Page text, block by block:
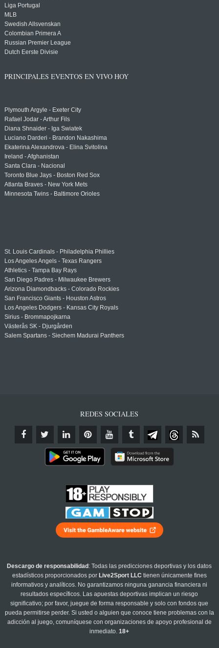
Liga Portugal
MLB
Swedish Allsvenskan
Colombian Primera A
Russian Premier League
Dutch Eerste Divisie
PRINCIPALES EVENTOS EN VIVO HOY
Plymouth Argyle - Exeter City
Rafael Jodar - Arthur Fils
Diana Shnaider - Iga Swiatek
Luciano Darderi - Brandon Nakashima
Ekaterina Alexandrova - Elina Svitolina
Ireland - Afghanistan
Santa Clara - Nacional
Toronto Blue Jays - Boston Red Sox
Atlanta Braves - New York Mets
Minnesota Twins - Baltimore Orioles
St. Louis Cardinals - Philadelphia Phillies
Los Angeles Angels - Texas Rangers
Athletics - Tampa Bay Rays
San Diego Padres - Milwaukee Brewers
Arizona Diamondbacks - Colorado Rockies
San Francisco Giants - Houston Astros
Los Angeles Dodgers - Kansas City Royals
Sirius - Brommapojkarna
Västerås SK - Djurgården
Salem Spartans - Siechem Madurai Panthers
REDES SOCIALES
Descargo de responsabilidad : Todas las predicciones deportivas y los datos
estadísticos proporcionados por Live2Sport LLC tienen únicamente fines
informativos y analíticos. No garantizamos ninguna ganancia financiera ni
resultados específicos. Las apuestas deportivas implican un riesgo
significativo; por favor, juegue de forma responsable y solo con fondos que
pueda permitirse perder. Si usted o alguien que conoce tiene problemas con la
adicción al juego, comuníquese con organizaciones de apoyo profesional de
inmediato.18+